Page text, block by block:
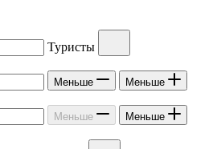
Туристы
Меньше Меньше
Меньше Меньше